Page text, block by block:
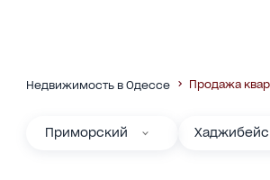
Недвижимость в Одессе Продажа
Приморский